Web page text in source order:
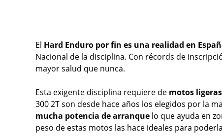
El Hard Enduro por fin es una realidad en
Nacional de la disciplina. Con récords de
mayor salud que nunca.
Esta exigente disciplina requiere de motos
300 2T son desde hace años los elegidos por la
mucha potencia de arranque lo que ayuda en
peso de estas motos las hace ideales para